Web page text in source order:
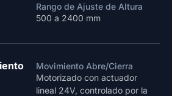
Rango de Ajuste de Altura
500 a 2400 mm
Movimiento Abre/Cierra
Motorizado con actuador
lineal 24V, controlado por la